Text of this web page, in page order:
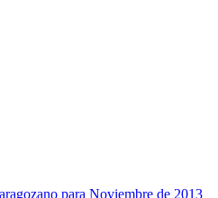
para Noviembre de 2013